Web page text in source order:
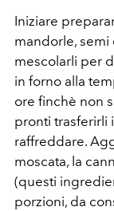
Iniziare
mandorle,
mescolarli per
in forno alla
ore finchè non
pronti trasferirli
raffreddare.
moscata, la
(questi
porzioni, da